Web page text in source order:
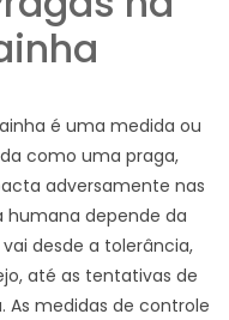
é uma medida ou
como uma praga,
adversamente nas
humana depende da
desde a tolerância,
até as tentativas de
medidas de controle